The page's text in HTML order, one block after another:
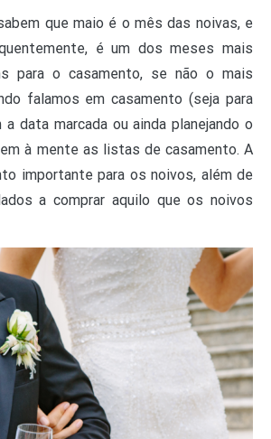
que maio é o mês das noivas, e
é um dos meses mais
para o casamento, se não o mais
falamos em casamento (seja para
data marcada ou ainda planejando o
à mente as listas de casamento. A
importante para os noivos, além de
a comprar aquilo que os noivos